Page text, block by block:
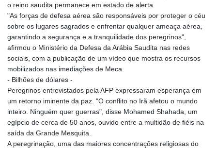
1306.058902
IRR
1375550.000352
ISK 123.340386
JEP 0.74148
JPY 157.80604
KES 129.014401
KGS 87.450384
KHR
KMF 426.00035
o reino saudita permanece em estado de alerta.
"As forças de defesa aérea são responsáveis por proteger o céu
sobre os lugares sagrados e enfrentar qualquer ameaça aérea,
garantindo a segurança e a tranquilidade dos peregrinos",
afirmou o Ministério da Defesa da Arábia Saudita nas redes
sociais, com a publicação de um vídeo que mostra os recursos
mobilizados nas imediações de Meca.
- Bilhões de dólares -
Peregrinos entrevistados pela AFP expressaram esperança em
um retorno iminente da paz. "O conflito no Irã afetou o mundo
inteiro. Ninguém quer guerras", disse Mohamed Shahada, um
egípcio de cerca de 50 anos, ouvido entre a multidão de fiéis na
saída da Grande Mesquita.
A peregrinação, uma das maiores concentrações religiosas do